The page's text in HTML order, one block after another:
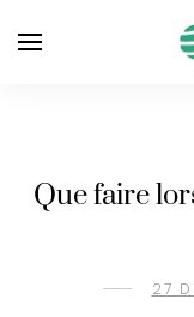
Que faire
27